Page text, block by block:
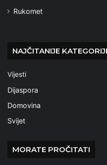
Rukomet
NAJČITANIJE
Vijesti
Dijaspora
Domovina
Svijet
MORATE PROČITATI